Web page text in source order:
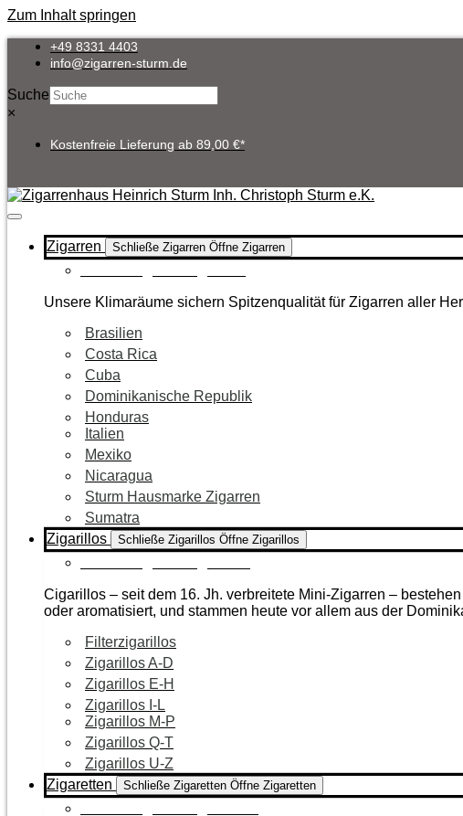
Zum Inhalt springen
+49 8331 4403
info@zigarren-sturm.de
Suche
×
Kostenfreie Lieferung ab 89,00 €*
Zigarren Schließe Zigarren Öffne Zigarren
Unsere Klimaräume sichern Spitzenqualität für Zigarren aller
Brasilien
Costa Rica
Cuba
Dominikanische Republik
Honduras
Italien
Mexiko
Nicaragua
Sturm Hausmarke Zigarren
Sumatra
Zigarillos
Schließe Zigarillos Öffne Zigarillos
Cigarillos – seit dem 16. Jh. verbreitete Mini-Zigarren –
oder aromatisiert, und stammen heute vor allem aus der
Filterzigarillos
Zigarillos A-D
Zigarillos E-H
Zigarillos I-L
Zigarillos M-P
Zigarillos Q-T
Zigarillos U-Z
Zigaretten
Schließe Zigaretten Öffne Zigaretten